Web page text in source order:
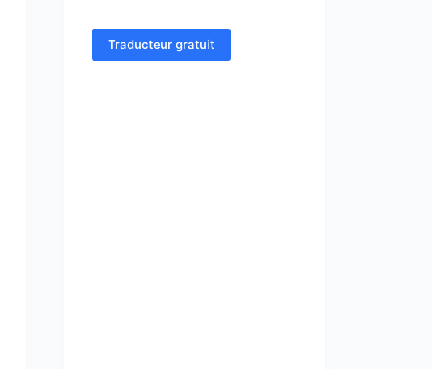
Traducteur gratuit